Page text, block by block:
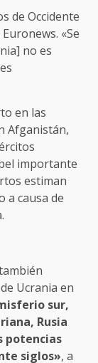
de Occidente
«Se
no es
en las
Afganistán,
importante
estiman
a causa de
Ucrania en
sur,
Rusia
potencias
siglos», a